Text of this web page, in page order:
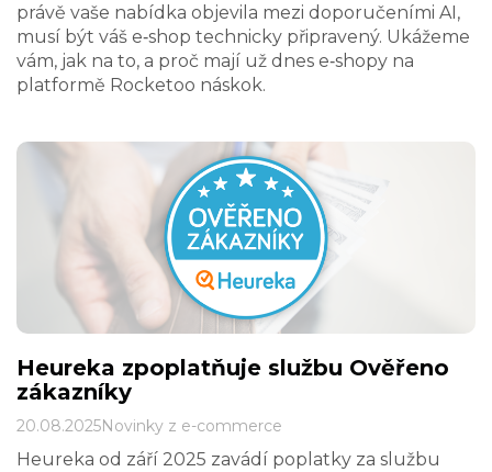
právě vaše nabídka objevila mezi doporučeními AI,
musí být váš e‑shop technicky připravený. Ukážeme
vám, jak na to, a proč mají už dnes e‑shopy na
platformě Rocketoo náskok.
Heureka zpoplatňuje službu Ověřeno
zákazníky
20.08.2025Novinky z e-commerce
Heureka od září 2025 zavádí poplatky za službu